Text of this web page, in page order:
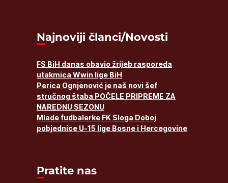
Najnoviji članci/Novosti
FS BiH danas obavio žrijeb rasporeda
utakmica Wwin lige BiH
Perica Ognjenović je naš novi šef
stručnog štaba POČELE PRIPREME ZA
NAREDNU SEZONU
Mlade fudbalerke FK Sloga Doboj
pobjednice U-15 lige Bosne i Hercegovine
Pratite nas